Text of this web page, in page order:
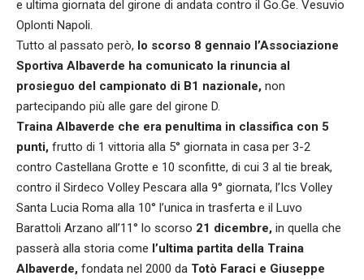
e ultima giornata del girone di andata contro il Go.Ge. Vesuvio
Oplonti Napoli.
Tutto al passato però, lo scorso 8 gennaio l’Associazione
Sportiva Albaverde ha comunicato la rinuncia al
prosieguo del campionato di B1 nazionale, non
partecipando più alle gare del girone D.
Traina Albaverde che era penultima in classifica con 5
punti, frutto di 1 vittoria alla 5° giornata in casa per 3-2
contro Castellana Grotte e 10 sconfitte, di cui 3 al tie break,
contro il Sirdeco Volley Pescara alla 9° giornata, l’Ics Volley
Santa Lucia Roma alla 10° l’unica in trasferta e il Luvo
Barattoli Arzano all’11° lo scorso 21 dicembre, in quella che
passerà alla storia come l’ultima partita della Traina
Albaverde, fondata nel 2000 da Totò Faraci e Giuseppe